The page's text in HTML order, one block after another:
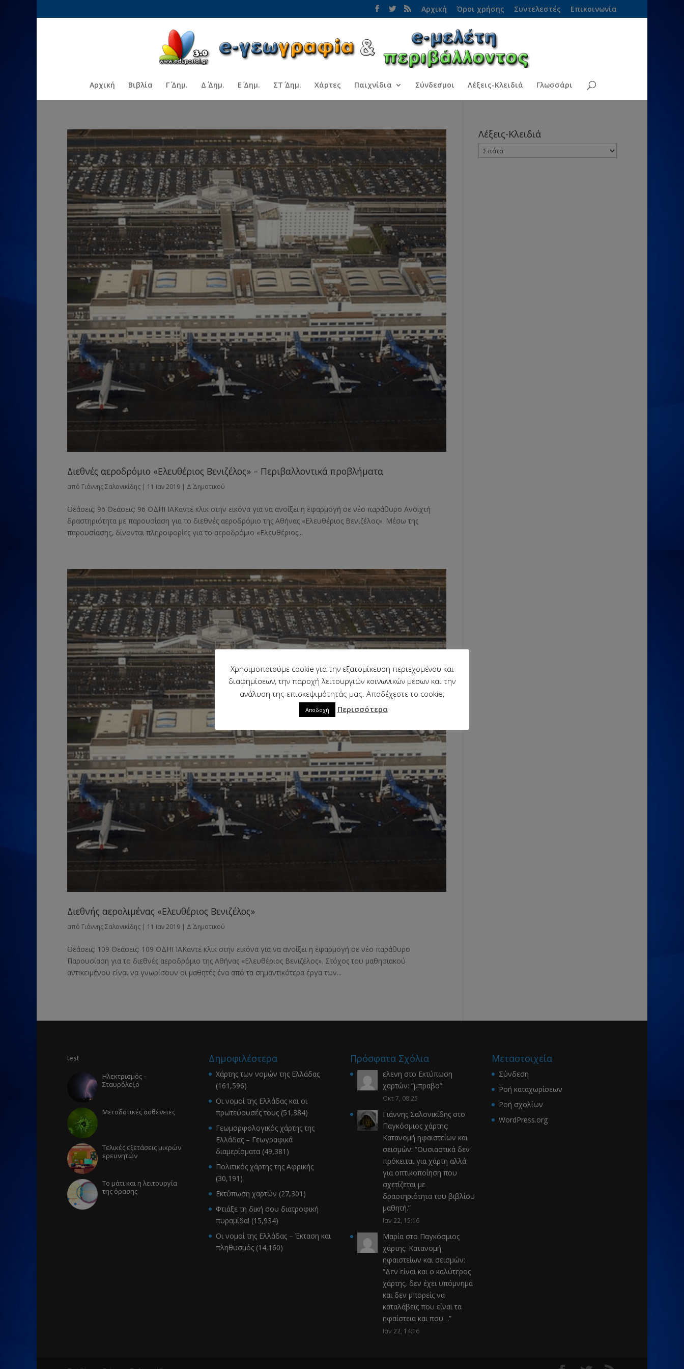
Αρχική Όροι χρήσης Συντελεστές Επικοινωνία
Αρχική Βιβλία Γ΄ Δημ. Δ΄ Δημ. Ε΄ Δημ. ΣΤ΄ Δημ. Χάρτες Παιχνίδια Σύνδεσμοι Λέξεις-Κλειδιά Γλωσσάρι
Διεθνές αεροδρόμιο «Ελευθέριος Βενιζέλος» – Περιβαλλοντικά προβλήματα
από Γιάννης Σαλονικίδης | 11 Ιαν 2019 | Δ΄ Δημοτικού
Θεάσεις: 96 Θεάσεις: 96 ΟΔΗΓΙΑΚάντε κλικ στην εικόνα για να ανοίξει η εφαρμογή σε νέο παράθυρο Ανοιχτή
δραστηριότητα με παρουσίαση για το διεθνές αεροδρόμιο της Αθήνας «Ελευθέριος Βενιζέλος». Μέσω της
παρουσίασης, δίνονται πληροφορίες για το αεροδρόμιο «Ελευθέριος...
Διεθνής αερολιμένας «Ελευθέριος Βενιζέλος»
από Γιάννης Σαλονικίδης | 11 Ιαν 2019 | Δ΄ Δημοτικού
Θεάσεις: 109 Θεάσεις: 109 ΟΔΗΓΙΑΚάντε κλικ στην εικόνα για να ανοίξει η εφαρμογή σε νέο παράθυρο
Παρουσίαση για το διεθνές αεροδρόμιο της Αθήνας «Ελευθέριος Βενιζέλος». Στόχος του μαθησιακού
αντικειμένου είναι να γνωρίσουν οι μαθητές ένα από τα σημαντικότερα έργα των...
Λέξεις-Κλειδιά
test
Ηλεκτρισμός –
Σταυρόλεξο
Μεταδοτικές ασθένειες
Τελικές εξετάσεις μικρών
ερευνητών
Το μάτι και η λειτουργία
της όρασης
Δημοφιλέστερα
Χάρτης των νομών της Ελλάδας
(161,596)
Οι νομοί της Ελλάδας και οι
πρωτεύουσές τους (51,384)
Γεωμορφολογικός χάρτης της
Ελλάδας – Γεωγραφικά
διαμερίσματα (49,381)
Πολιτικός χάρτης της Αφρικής
(30,191)
Εκτύπωση χαρτών (27,301)
Φτιάξε τη δική σου διατροφική
πυραμίδα! (15,934)
Οι νομοί της Ελλάδας – Έκταση και
πληθυσμός (14,160)
Πρόσφατα Σχόλια
ελενη στο Εκτύπωση
χαρτών: “μπραβο”
Οκτ 7, 08:25
Γιάννης Σαλονικίδης στο
Παγκόσμιος χάρτης:
Κατανομή ηφαιστείων και
σεισμών: “Ουσιαστικά δεν
πρόκειται για χάρτη αλλά
για οπτικοποίηση που
σχετίζεται με
δραστηριότητα του βιβλίου
μαθητή.”
Ιαν 22, 15:16
Μαρία στο Παγκόσμιος
χάρτης: Κατανομή
ηφαιστείων και σεισμών:
“Δεν είναι και ο καλύτερος
χάρτης, δεν έχει υπόμνημα
και δεν μπορείς να
καταλάβεις που είναι τα
ηφαίστεια και που…”
Ιαν 22, 14:16
Μεταστοιχεία
Σύνδεση
Ροή καταχωρίσεων
Ροή σχολίων
WordPress.org
Χρησιμοποιούμε cookie για την εξατομίκευση περιεχομένου και
διαφημίσεων, την παροχή λειτουργιών κοινωνικών μέσων και την
ανάλυση της επισκεψιμότητάς μας. Αποδέχεστε το cookie;
Αποδοχή Περισσότερα